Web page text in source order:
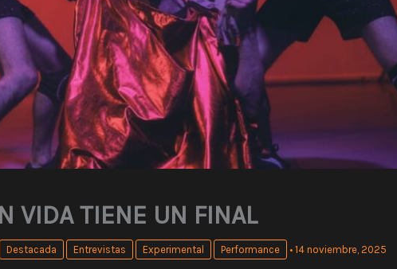
VIDA TIENE UN FINAL
Destacada Entrevistas Experimental Performance • 14 noviembre, 2025